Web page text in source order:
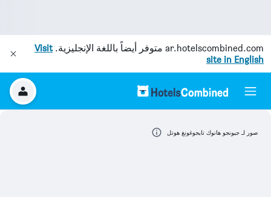
ar.hotelscombined.com متوفر أيضاً باللغة الإنجليزية.Visit
site in English
صور لـ جيونجو هانوك تايجوغونغ هوتل